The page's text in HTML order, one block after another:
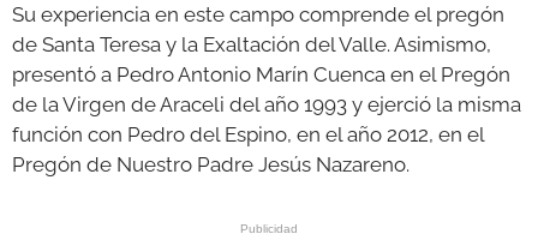
Su experiencia en este campo comprende el pregón
de Santa Teresa y la Exaltación del Valle. Asimismo,
presentó a Pedro Antonio Marín Cuenca en el Pregón
de la Virgen de Araceli del año 1993 y ejerció la misma
función con Pedro del Espino, en el año 2012, en el
Pregón de Nuestro Padre Jesús Nazareno.